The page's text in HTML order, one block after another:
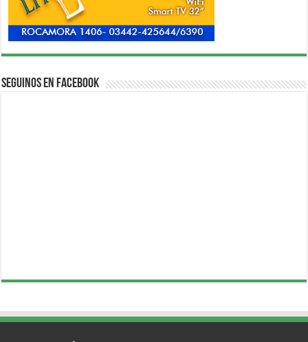
Seguinos en Facebook